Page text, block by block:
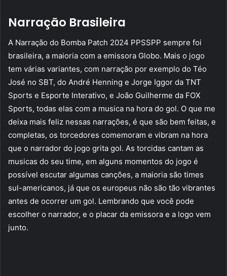
Narração Brasileira
A Narração do Bomba Patch 2024 PPSSPP sempre foi
brasileira, a maioria com a emissora Globo. Mais o jogo
tem várias variantes, com narração por exemplo do Téo
José no SBT, do André Henning e Jorge Iggor da TNT
Sports e Esporte Interativo, e João Guilherme da FOX
Sports, todas elas com a musica na hora do gol. O que me
deixa mais feliz nessas narrações, é que são bem feitas, e
completas, os torcedores comemoram e vibram na hora
que o narrador do jogo grita gol. As torcidas cantam as
musicas do seu time, em alguns momentos do jogo é
possível escutar algumas canções, a maioria são times
sul-americanos, já que os europeus não são tão vibrantes
antes de ocorrer um gol. Lembrando que você pode
escolher o narrador, e o placar da emissora e a logo vem
junto.